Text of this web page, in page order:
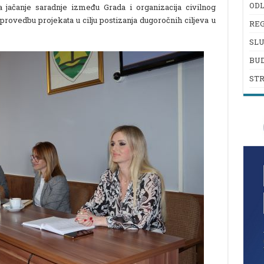
jačanje saradnje između Grada i organizacija civilnog
projekata u cilju postizanja dugoročnih ciljeva u